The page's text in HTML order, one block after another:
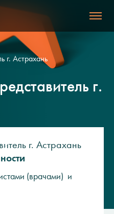
г. Астрахань
г.
г. Астрахань
(врачами) и